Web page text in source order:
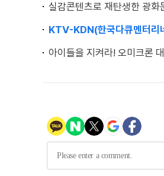
실감콘텐츠로 재탄생한 광화
KTV-KDN(한국다큐멘터리
아이들을 지켜라! 오미크론